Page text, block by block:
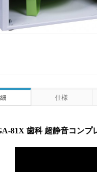
仕様
81X 歯科 超静音コンプ